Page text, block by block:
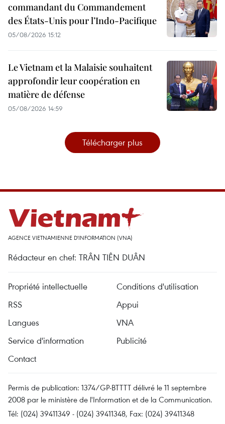
commandant du Commandement
des États-Unis pour l’Indo-Pacifique
05/08/2026 15:12
Le Vietnam et la Malaisie souhaitent
approfondir leur coopération en
matière de défense
05/08/2026 14:59
Télécharger plus
AGENCE VIETNAMIENNE D'INFORMATION (VNA)
Rédacteur en chef: TRÂN TIÊN DUÂN
Propriété intellectuelle
Conditions d'utilisation
RSS
Appui
Langues
VNA
Service d'information
Publicité
Contact
Permis de publication: 1374/GP-BTTTT délivré le 11 septembre
2008 par le ministère de l'Information et de la Communication.
Tél: (024) 39411349 - (024) 39411348, Fax: (024) 39411348